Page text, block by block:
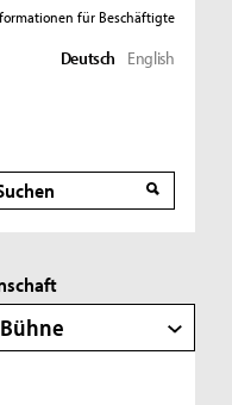
für Beschäftigte
Deutsch English